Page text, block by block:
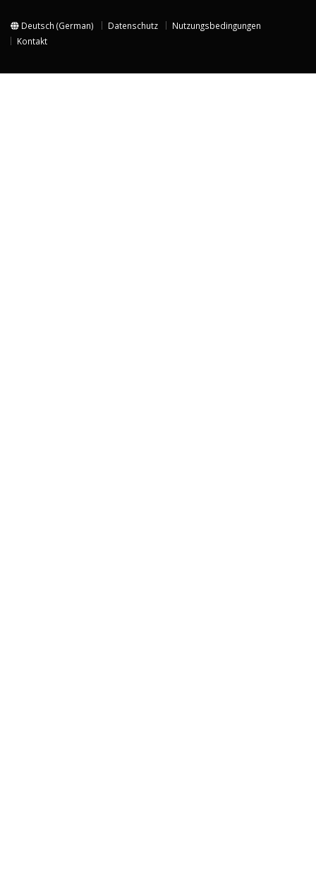
Deutsch (German) Datenschutz
Nutzungsbedingungen
Kontakt